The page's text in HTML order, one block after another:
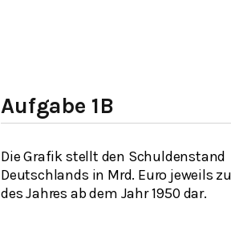
Aufgabe 1B
Die Grafik stellt den Schuldenstand
Deutschlands in Mrd. Euro jeweils
des Jahres ab dem Jahr 1950 dar.